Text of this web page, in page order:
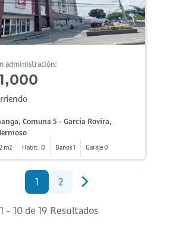
administración:
Comuna 5 - Garcia Rovira,
m2 Habit. 0 Baños 1 Garaje 0
1 2
1 - 10 de 19 Resultados